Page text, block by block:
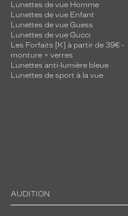
Lunettes de vue Homme
Lunettes de vue Enfant
Lunettes de vue Guess
Lunettes de vue Gucci
Les Forfaits [K] à partir de 39€ -
monture + verres
Lunettes anti-lumière bleue
Lunettes de sport à la vue
AUDITION